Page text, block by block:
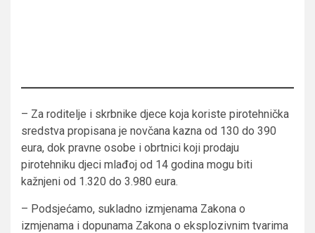
– Za roditelje i skrbnike djece koja koriste pirotehnička
sredstva propisana je novčana kazna od 130 do 390
eura, dok pravne osobe i obrtnici koji prodaju
pirotehniku djeci mlađoj od 14 godina mogu biti
kažnjeni od 1.320 do 3.980 eura.
– Podsjećamo, sukladno izmjenama Zakona o
izmjenama i dopunama Zakona o eksplozivnim tvarima